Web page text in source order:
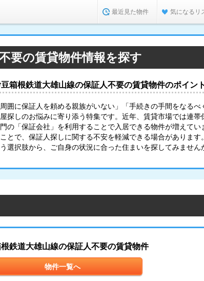
最近見た物件 気になるリ
要の賃貸物件情報を探す
箱根鉄道大雄山線の保証人不要の賃貸物件のポイント
周囲に保証人を頼める親族がいない」「手続きの手間をなる
探しのお悩みに寄り添う特集です。近年、賃貸市場では連帯
の「保証会社」を利用することで入居できる物件が増えてい
とで、保証人探しに関する不安を軽減できる場合があります
選択肢から、ご自身の状況に合った住まいを探してみません
鉄道大雄山線の保証人不要の賃貸物件
物件一覧へ